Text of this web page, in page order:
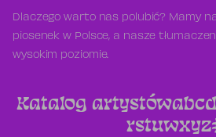
Dlaczego warto nas polubić? Mamy
piosenek w Polsce, a nasze
wysokim poziomie.
Katalog artystówabc
rstuwxyz